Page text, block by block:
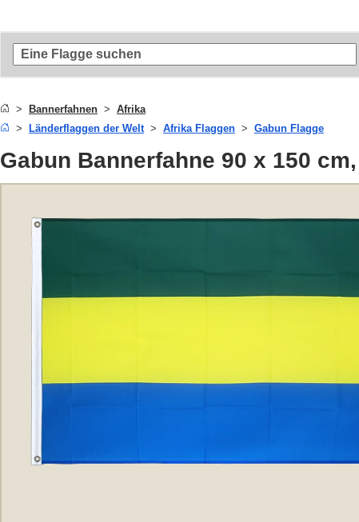
Bannerfahnen
Afrika
Länderflaggen der Welt
Afrika Flaggen Gabun Flagge
Gabun Bannerfahne 90 x 150